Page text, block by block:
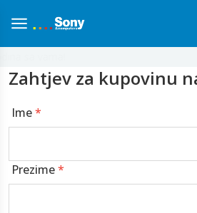
Zahtjev za kupovinu
Ime*
Prezime*